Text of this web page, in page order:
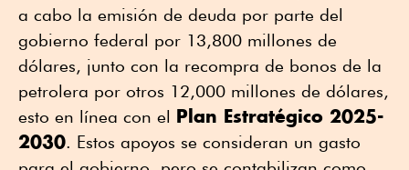
a cabo la emisión de deuda por parte del
gobierno federal por 13,800 millones de
dólares, junto con la recompra de bonos de la
petrolera por otros 12,000 millones de dólares,
esto en línea con el Plan Estratégico 2025-
2030. Estos apoyos se consideran un gasto